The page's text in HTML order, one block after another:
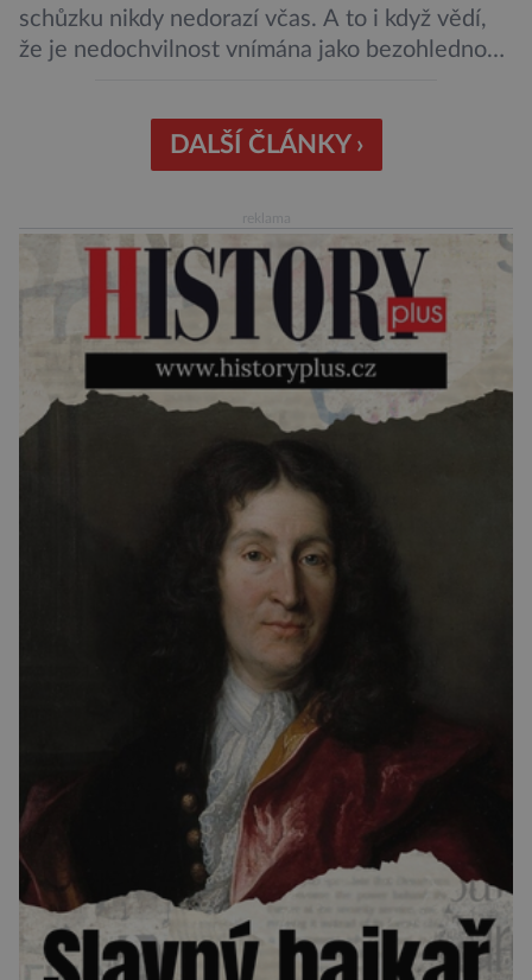
schůzku nikdy nedorazí včas. A to i když vědí,
že je nedochvilnost vnímána jako bezohlednost
chodí chronicky pozdě, možná úplně nemohou.
Jaké jsou nejčastější příčiny nedochvilnosti? A
DALŠÍ ČLÁNKY ›